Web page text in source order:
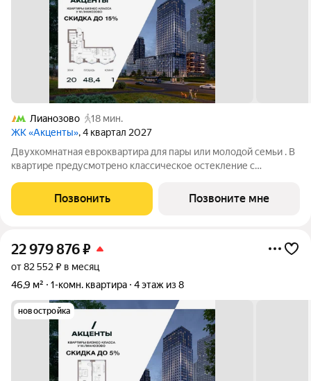
Лианозово
18 мин.
ЖК «Акценты», 4 квартал 2027
Двухкомнатная евроквартира для пары или молодой семьи . В
квартире предусмотрено классическое остекление с
Угловая планировка с видом на 2 стороны. Просторная кухня-
гостиная с зонированной кухней
Позвонить Позвоните мне
22 979 876₽
от 82 552 ₽ в месяц
46,9 м²
1-комн. квартира 4 этаж из 8
новостройка